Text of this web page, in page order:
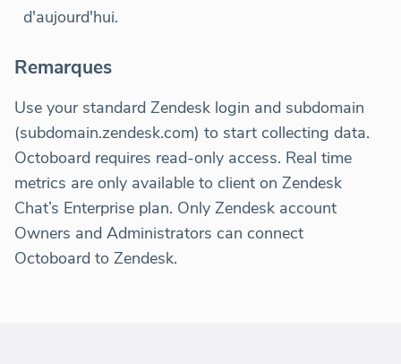
d'aujourd'hui.
Remarques
Use your standard Zendesk login and subdomain
(subdomain.zendesk.com) to start collecting data.
Octoboard requires read-only access. Real time
metrics are only available to client on Zendesk
Chat’s Enterprise plan. Only Zendesk account
Owners and Administrators can connect
Octoboard to Zendesk.